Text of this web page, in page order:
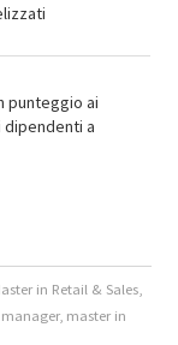
punteggio ai
a
in Retail & Sales,
manager, master in